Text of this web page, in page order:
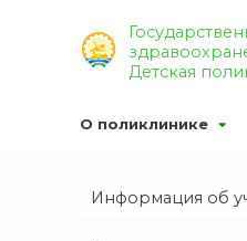
Детская
О поликлинике
Информация об